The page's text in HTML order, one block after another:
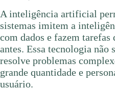
A inteligência artificial
sistemas imitem a
com dados e fazem tarefas
antes. Essa tecnologia não
resolve problemas
grande quantidade e
usuário.